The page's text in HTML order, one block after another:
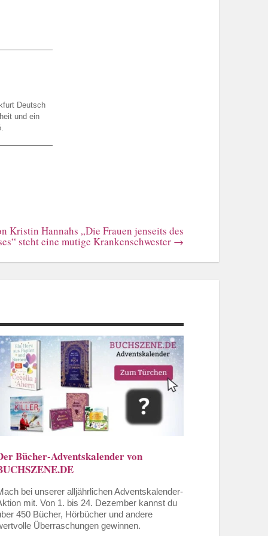
Deutsch
und ein
Kristin Hannahs „Die Frauen jenseits des
steht eine mutige Krankenschwester →
Bücher-Adventskalender von
bei unserer alljährlichen Adventskalender-
mit. Von 1. bis 24. Dezember kannst du
450 Bücher, Hörbücher und andere
Überraschungen gewinnen.